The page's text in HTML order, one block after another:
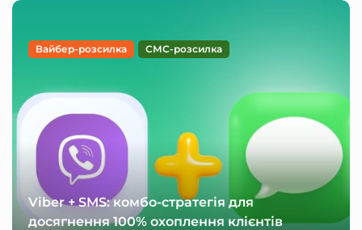
Вайбер-розсилка СМС-розсилка
Viber + SMS: комбо-стратегія для
досягнення 100% охоплення клієнтів